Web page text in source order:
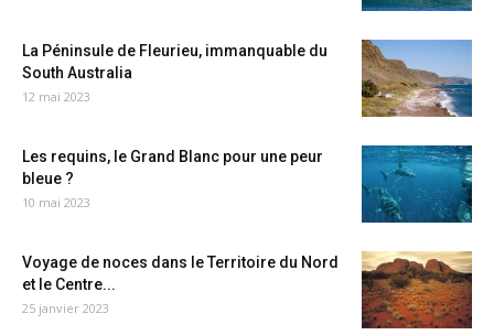
La Péninsule de Fleurieu, immanquable du
South Australia
12 mai 2023
Les requins, le Grand Blanc pour une peur
bleue ?
10 mai 2023
Voyage de noces dans le Territoire du Nord
et le Centre...
25 janvier 2023